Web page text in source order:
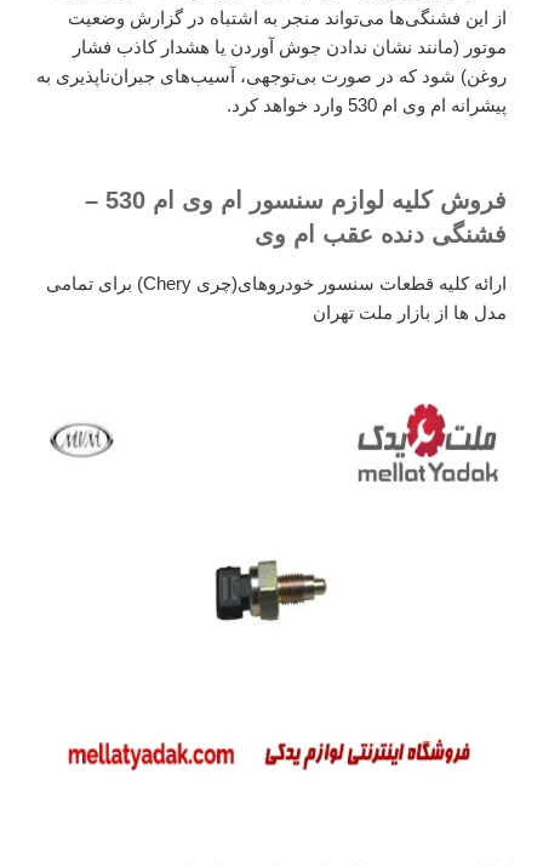
از این فشنگی‌ها می‌تواند منجر به اشتباه در گزارش وضعیت
موتور (مانند نشان ندادن جوش آوردن یا هشدار کاذب فشار
روغن) شود که در صورت بی‌توجهی، آسیب‌های جبران‌ناپذیری به
پیشرانه ام وی ام 530 وارد خواهد کرد.
فروش کلیه لوازم سنسور ام وی ام 530 –
فشنگی دنده عقب ام وی
ارائه کلیه قطعات سنسور خودروهای(چری Chery) برای تمامی
مدل ها از بازار ملت تهران